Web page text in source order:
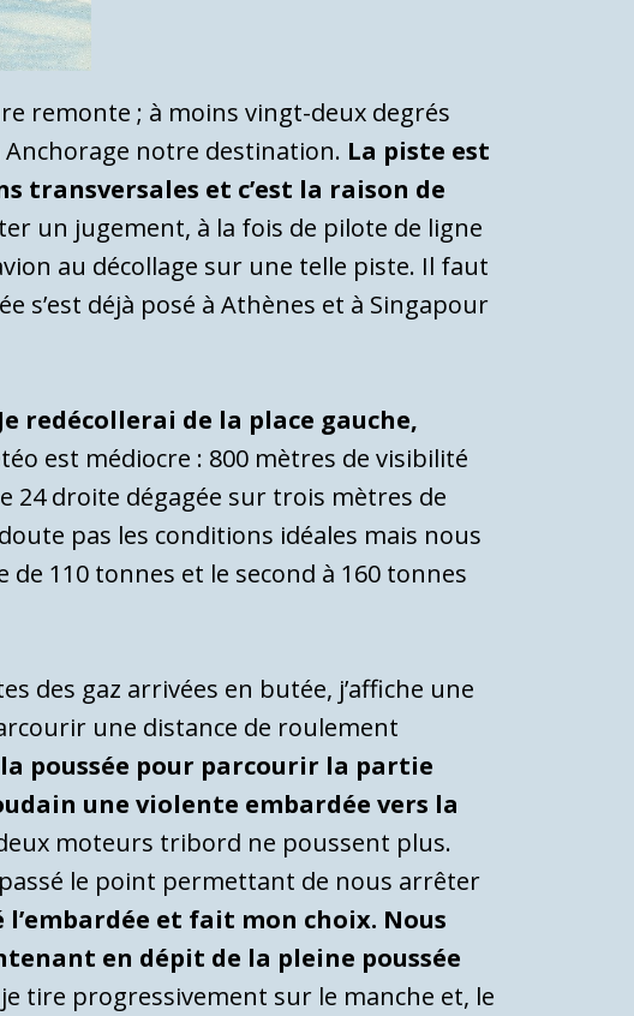
remonte ; à moins vingt-deux degrés
Anchorage notre destination. La piste est
transversales et c’est la raison de
un jugement, à la fois de pilote de ligne
au décollage sur une telle piste. Il faut
déjà posé à Athènes et à Singapour
redécollerai de la place gauche,
est médiocre : 800 mètres de visibilité
24 droite dégagée sur trois mètres de
pas les conditions idéales mais nous
de 110 tonnes et le second à 160 tonnes
des gaz arrivées en butée, j’affiche une
une distance de roulement
poussée pour parcourir la partie
une violente embardée vers la
moteurs tribord ne poussent plus.
le point permettant de nous arrêter
l’embardée et fait mon choix. Nous
en dépit de la pleine poussée
tire progressivement sur le manche et, le